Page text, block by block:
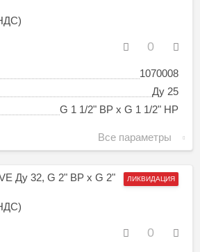
1070008
Ду 25
G 1 1/2" ВР х G 1 1/2" НР
Все параметры
Ду 32, G 2" ВР х G 2"
ЛИКВИДАЦИЯ